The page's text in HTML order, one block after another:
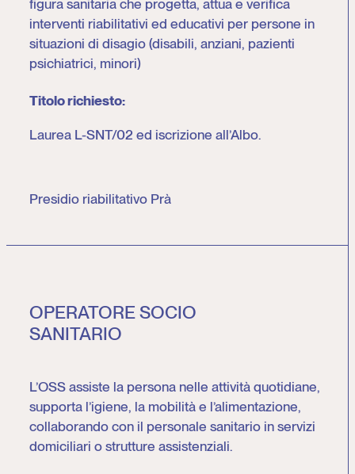
figura sanitaria che progetta, attua e verifica
interventi riabilitativi ed educativi per persone in
situazioni di disagio (disabili, anziani, pazienti
psichiatrici, minori)
Titolo richiesto:
Laurea L-SNT/02 ed iscrizione all’Albo.
Presidio riabilitativo Prà
OPERATORE SOCIO
SANITARIO
L’OSS assiste la persona nelle attività quotidiane,
supporta l’igiene, la mobilità e l’alimentazione,
collaborando con il personale sanitario in servizi
domiciliari o strutture assistenziali.